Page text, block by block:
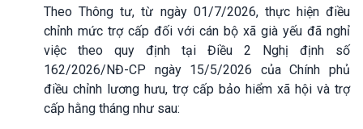
Theo Thông tư, từ ngày 01/7/2026, thực hiện điều
chỉnh mức trợ cấp đối với cán bộ xã già yếu đã nghỉ
việc theo quy định tại Điều 2 Nghị định số
162/2026/NĐ-CP ngày 15/5/2026 của Chính phủ
điều chỉnh lương hưu, trợ cấp bảo hiểm xã hội và trợ
cấp hằng tháng như sau: